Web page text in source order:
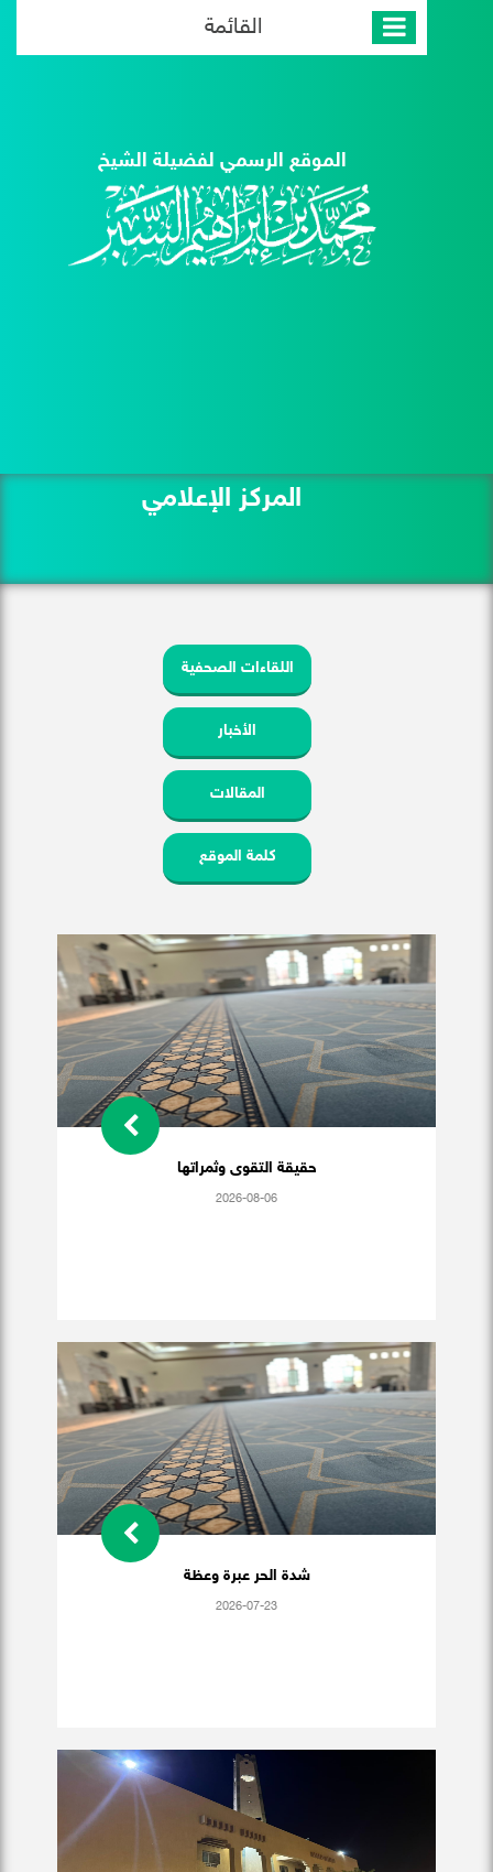
القائمة
الموقع الرسمي لفضيلة الشيخ
المركز الإعلامي
اللقاءات الصحفية
الأخبار
المقالات
كلمة الموقع
حقيقة التقوى وثمراتها
2026-08-06
شدة الحر عبرة وعظة
2026-07-23